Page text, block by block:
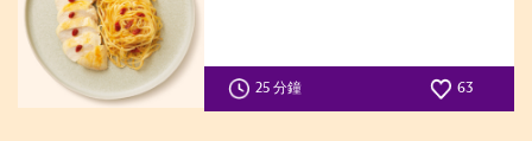
25 分鐘 63